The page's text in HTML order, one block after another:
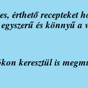
érthető recepteket
és könnyű a
keresztül is